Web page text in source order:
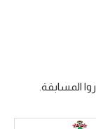
المسابقة.